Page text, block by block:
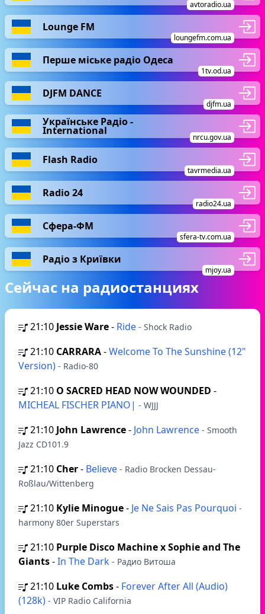
avtoradio.ua
Lounge FM
loungefm.com.ua
Перше міське радіо Одеса
1tv.od.ua
DJFM DANCE
djfm.ua
Українське Радіо -
International
nrcu.gov.ua
Flash Radio
tavrmedia.ua
Radio 24
radio24.ua
Сфера-ФМ
sfera-tv.com.ua
Радіо з Криївки
mjoy.ua
Сейчас на радиостанциях
21:10 Jessie Ware- Ride - Shock Radio
21:10 CARRARA-Welcome To The Sunshine (12"
Version) - Radio-80
21:10 O SACRED HEAD NOW WOUNDED -
MICHEAL FISCHER PIANO| - WJJJ
21:10 John Lawrence- John Lawrence - Smooth
Jazz CD101.9
21:10 Cher- Believe - Radio Brocken Dessau-
Roßlau/Wittenberg
21:10 Kylie Minogue- Je Ne Sais Pas Pourquoi -
harmony 80er Superstars
21:10 Purple Disco Machine x Sophie and The
Giants-In The Dark - Радио Витоша
21:10 Luke Combs- Forever After All (Audio)
(128k) - VIP Radio California